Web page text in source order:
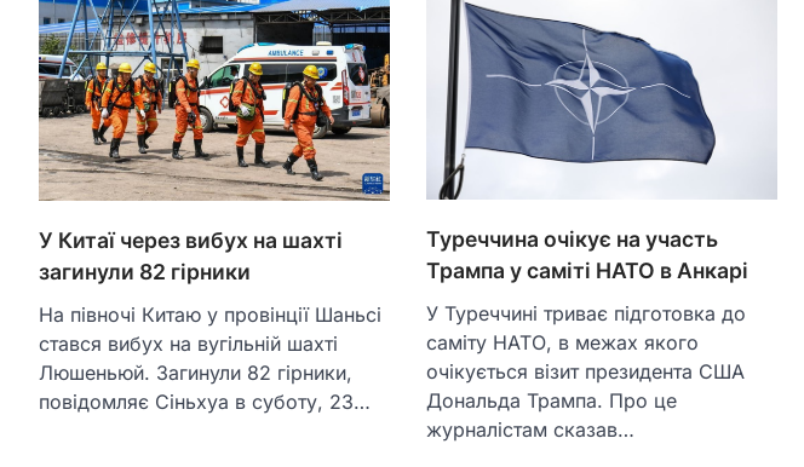
У Китаї через вибух на шахті
загинули 82 гірники
На півночі Китаю у провінції Шаньсі
стався вибух на вугільній шахті
Люшеньюй. Загинули 82 гірники,
повідомляє Сіньхуа в суботу, 23…
Туреччина очікує на участь
Трампа у саміті НАТО в Анкарі
У Туреччині триває підготовка до
саміту НАТО, в межах якого
очікується візит президента США
Дональда Трампа. Про це
журналістам сказав…